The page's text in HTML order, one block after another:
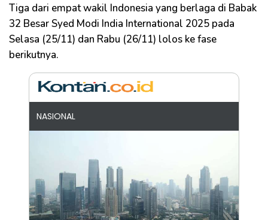
Tiga dari empat wakil Indonesia yang berlaga di Babak
32 Besar Syed Modi India International 2025 pada
Selasa (25/11) dan Rabu (26/11) lolos ke fase
berikutnya.
NASIONAL